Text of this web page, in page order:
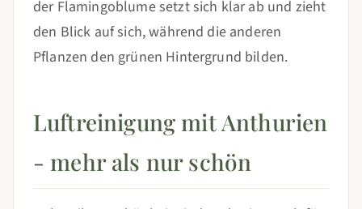
der Flamingoblume setzt sich klar ab und zieht
den Blick auf sich, während die anderen
Pflanzen den grünen Hintergrund bilden.
Luftreinigung mit Anthurien
- mehr als nur schön